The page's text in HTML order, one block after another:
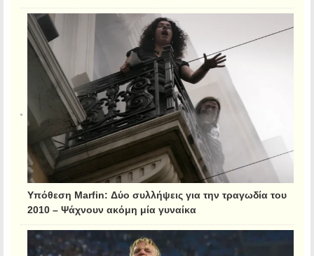
Υπόθεση Marfin: Δύο συλλήψεις για την τραγωδία του
2010 – Ψάχνουν ακόμη μία γυναίκα